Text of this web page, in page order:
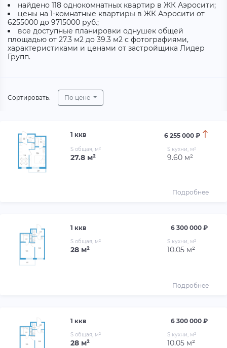
найдено 118 однокомнатных квартир в ЖК Аэросити;
цены на 1-комнатные квартиры в ЖК Аэросити от
6255000 до 9715000 руб.;
все доступные планировки однушек общей
площадью от 27.3 м2 до 39.3 м2 с фотографиями,
характеристиками и ценами от застройщика Лидер
Групп.
Сортировать: По цене
1 ккв 6 255 000 ₽
S общая, м²
27.8 м²
S кухни, м²
9.60 м²
Подробнее
1 ккв 6 300 000 ₽
S общая, м²
28 м²
S кухни, м²
10.05 м²
Подробнее
1 ккв 6 300 000 ₽
S общая, м²
28 м²
S кухни, м²
10.05 м²